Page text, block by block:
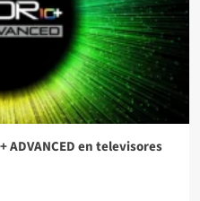
ADVANCED en televisores